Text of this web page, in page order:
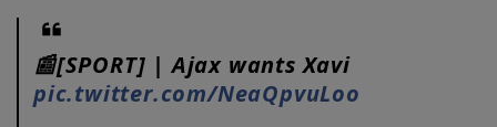
📰[SPORT] | Ajax wants Xavi
pic.twitter.com/NeaQpvuLoo